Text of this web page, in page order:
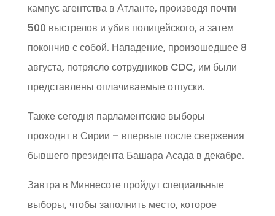
кампус агентства в Атланте, произведя почти
500 выстрелов и убив полицейского, а затем
покончив с собой. Нападение, произошедшее 8
августа, потрясло сотрудников CDC, им были
представлены оплачиваемые отпуски.
Также сегодня парламентские выборы
проходят в Сирии – впервые после свержения
бывшего президента Башара Асада в декабре.
Завтра в Миннесоте пройдут специальные
выборы, чтобы заполнить место, которое